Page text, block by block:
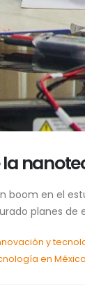
boom en el
planes
y
en México